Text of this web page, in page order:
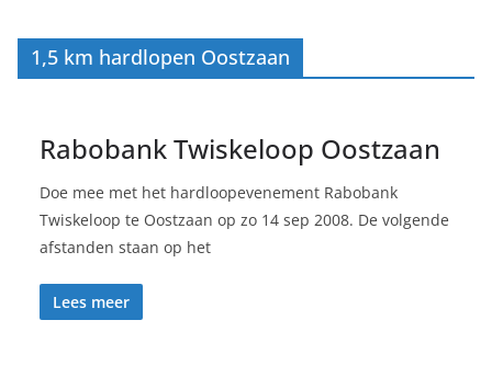
1,5 km hardlopen Oostzaan
Rabobank Twiskeloop Oostzaan
Doe mee met het hardloopevenement Rabobank
Twiskeloop te Oostzaan op zo 14 sep 2008. De volgende
afstanden staan op het
Lees meer